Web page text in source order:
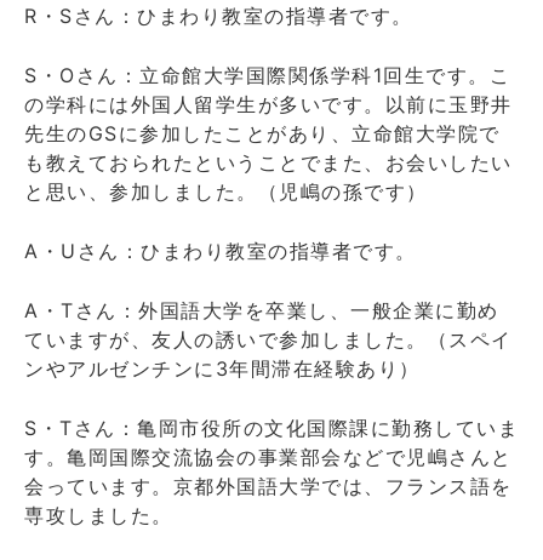
R・Sさん：ひまわり教室の指導者です。
S・Oさん：立命館大学国際関係学科1回生です。こ
の学科には外国人留学生が多いです。以前に玉野井
先生のGSに参加したことがあり、立命館大学院で
も教えておられたということでまた、お会いしたい
と思い、参加しました。（児嶋の孫です）
A・Uさん：ひまわり教室の指導者です。
A・Tさん：外国語大学を卒業し、一般企業に勤め
ていますが、友人の誘いで参加しました。（スペイ
ンやアルゼンチンに3年間滞在経験あり）
S・Tさん：亀岡市役所の文化国際課に勤務していま
す。亀岡国際交流協会の事業部会などで児嶋さんと
会っています。京都外国語大学では、フランス語を
専攻しました。